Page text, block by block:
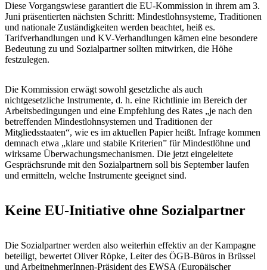
Diese Vorgangswiese garantiert die EU-Kommission in ihrem am 3.
Juni präsentierten nächsten Schritt: Mindestlohnsysteme, Traditionen
und nationale Zuständigkeiten werden beachtet, heiß es.
Tarifverhandlungen und KV-Verhandlungen kämen eine besondere
Bedeutung zu und Sozialpartner sollten mitwirken, die Höhe
festzulegen.
Die Kommission erwägt sowohl gesetzliche als auch
nichtgesetzliche Instrumente, d. h. eine Richtlinie im Bereich der
Arbeitsbedingungen und eine Empfehlung des Rates „je nach den
betreffenden Mindestlohnsystemen und Traditionen der
Mitgliedsstaaten“, wie es im aktuellen Papier heißt. Infrage kommen
demnach etwa „klare und stabile Kriterien” für Mindestlöhne und
wirksame Überwachungsmechanismen. Die jetzt eingeleitete
Gesprächsrunde mit den Sozialpartnern soll bis September laufen
und ermitteln, welche Instrumente geeignet sind.
Keine EU-Initiative ohne Sozialpartner
Die Sozialpartner werden also weiterhin effektiv an der Kampagne
beteiligt, bewertet Oliver Röpke, Leiter des ÖGB-Büros in Brüssel
und ArbeitnehmerInnen-Präsident des EWSA (Europäischer